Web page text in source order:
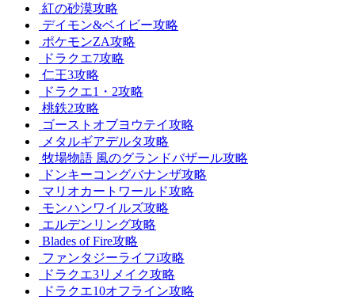
紅の砂漠攻略
デイモン&ベイビー攻略
ポケモンZA攻略
ドラクエ7攻略
仁王3攻略
ドラクエ1・2攻略
桃鉄2攻略
ゴーストオブヨウテイ攻略
メタルギアデルタ攻略
牧場物語 風のグランドバザール攻略
ドンキーコングバナンザ攻略
マリオカートワールド攻略
モンハンワイルズ攻略
エルデンリング攻略
Blades of Fire攻略
ファンタジーライフi攻略
ドラクエ3リメイク攻略
ドラクエ10オフライン攻略